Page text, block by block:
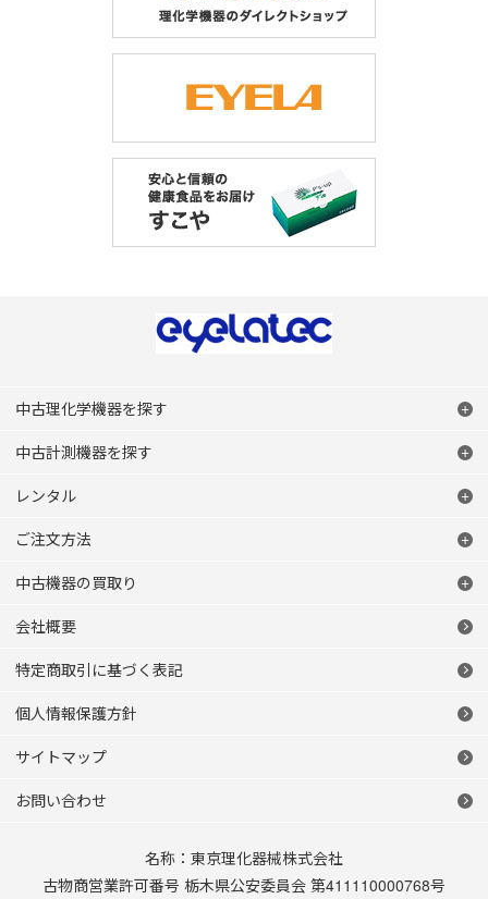
中古理化学機器を探す
中古計測機器を探す
レンタル
ご注文方法
中古機器の買取り
会社概要
特定商取引に基づく表記
個人情報保護方針
サイトマップ
お問い合わせ
名称：東京理化器械株式会社
古物商営業許可番号 栃木県公安委員会 第411110000768号